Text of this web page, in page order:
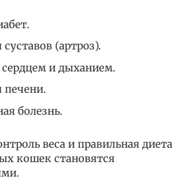
(артроз).
и дыханием.
печени.
болезнь.
веса и правильная диета
кошек становятся